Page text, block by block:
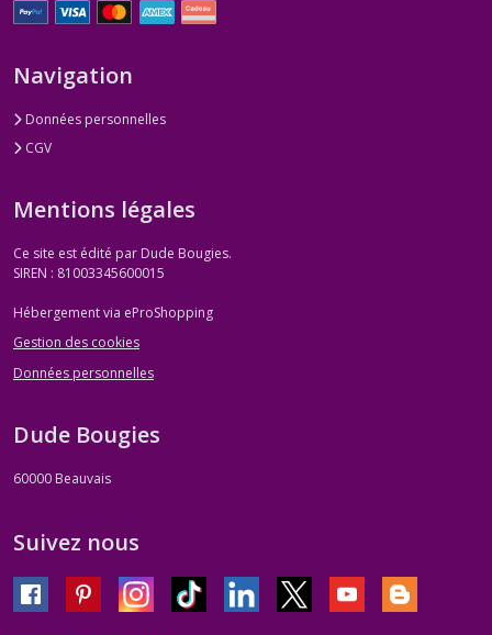
Navigation
Données personnelles
CGV
Mentions légales
Ce site est édité par Dude Bougies.
SIREN : 81003345600015
Hébergement via eProShopping
Gestion des cookies
Données personnelles
Dude Bougies
60000 Beauvais
Suivez nous